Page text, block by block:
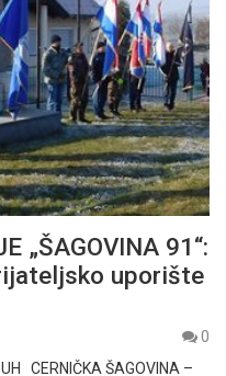
„ŠAGOVINA 91“:
uporište
0
CERNIČKA ŠAGOVINA –